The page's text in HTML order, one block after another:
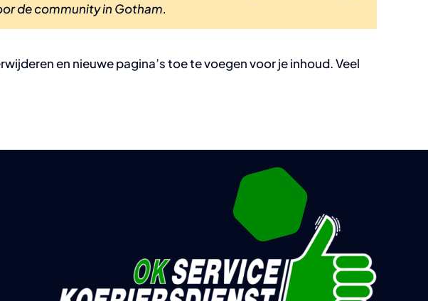
de community in Gotham.
en nieuwe pagina’s toe te voegen voor je inhoud. Veel